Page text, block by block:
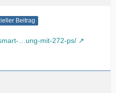
Beitrag
…ung-mit-272-ps/